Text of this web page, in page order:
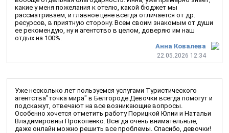
Анна Ковалева
22.05.2026 12:34
какие у меня пожелания к отелю, какой бюджет мы
рассматриваем, и главное цене всегда отличается от др.
ресурсов, в приятную сторону. Всем своим знакомым от души
ее рекомендую, ну и агентство в целом, доверяю им наш
отдых на 100%.
Уже несколько лет пользуемся услугами Туристического
агентства"точка мира" в Белгороде.Девочки всегда помогут и
подскажут, отвечают на все возникающие вопросы.
Особенно хочется отметить работу Порицкой Юлии и Натальи
Владимировны Прокопенко. Всегда очень внимательные,
даже онлайн можно решить все проблемы. Спасибо, девочки!